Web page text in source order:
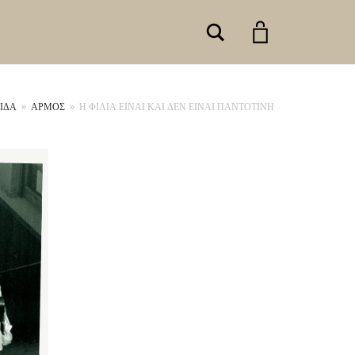
Search
» ΑΡΜΟΣ » Η ΦΙΛΙΑ ΕΙΝΑΙ ΚΑΙ ΔΕΝ ΕΙΝΑΙ ΠΑΝΤΟΤΙΝΗ